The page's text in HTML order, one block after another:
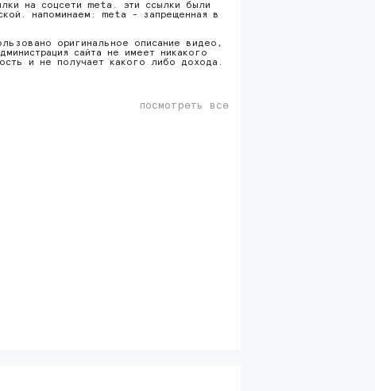
на соцсети meta. эти ссылки были
напоминаем: meta - запрещенная в
оригинальное описание видео,
сайта не имеет никакого
и не получает какого либо дохода.
посмотреть все